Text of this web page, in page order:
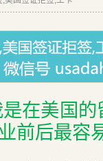
在美国
前后最容